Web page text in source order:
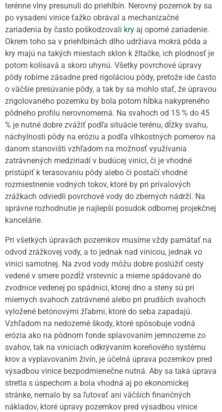
terénne vlny presunuli do priehlbín. Nerovný pozemok by sa
po vysadení vinice ťažko obrával a mechanizačné
zariadenia by často poškodzovali kry aj oporné zariadenie.
Okrem toho sa v priehlbinách dlho udržiava mokrá pôda a
kry majú na takých miestach sklon k žltačke, ich plodnosť je
potom kolísavá a skoro uhynú. Všetky povrchové úpravy
pôdy robíme zásadne pred rigoláciou pôdy, pretože ide často
o väčšie presúvanie pôdy, a tak by sa mohlo stať, že úpravou
zrigolovaného pozemku by bola potom hĺbka nakypreného
pôdneho profilu nerovnomerná. Na svahoch od 15 % do 45
% je nutné dobre zvážiť podľa situácie terénu, dĺžky svahu,
náchylnosti pôdy na eróziu a podľa vlhkostných pomerov na
danom stanovišti vzhľadom na možnosť využívania
zatrávnených medziriadí v budúcej vinici, či je vhodné
pristúpiť k terasovaniu pôdy alebo či postačí vhodné
rozmiestnenie vodných tokov, ktoré by pri prívalových
zrážkach odviedli povrchové vody do zberných nádrží. Na
správne rozhodnutie je najlepší posudok odbornej projekčnej
kancelárie.
Pri všetkých úpravách pozemkov musíme vždy pamätať na
odvod zrážkovej vody, a to jednak nad vinicou, jednak vo
vinici samotnej. Na zvod vody môžu dobre poslúžiť cesty
vedené v smere pozdĺž vrstevníc a mierne spádované do
zvodnice vedenej po spádnici, ktorej dno a steny sú pri
miernych svahoch zatrávnené alebo pri prudších svahoch
vyložené betónovými žľabmi, ktoré do seba zapadajú.
Vzhľadom na nedozerné škody, ktoré spôsobuje vodná
erózia ako na pôdnom fonde splavovaním jemnozeme zo
svahov, tak na viniciach odkrývaním koreňového systému
krov a vyplavovaním živín, je účelná úprava pozemkov pred
výsadbou vinice bezpodmienečne nutná. Aby sa taká úprava
stretla s úspechom a bola vhodná aj po ekonomickej
stránke, nemalo by sa ľutovať ani väčších finančných
nákladov, ktoré úpravy pozemkov pred výsadbou vinice